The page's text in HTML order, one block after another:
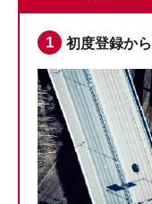
初度登録から